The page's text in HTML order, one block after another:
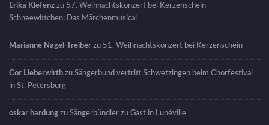
Erika Klefenz zu 57. Weihnachtskonzert bei Kerzenschein –
Schneewittchen: Das Märchenmusical
Marianne Nagel-Treiber zu 51. Weihnachtskonzert bei Kerzenschein
Cor Lieberwirth zu Sängerbund vertritt Schwetzingen beim Chorfestival
in St. Petersburg
oskar hardung zu Sängerbündler zu Gast in Lunéville